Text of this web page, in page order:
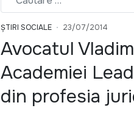
ȘTIRI SOCIALE 23/07/2014
Avocatul
Academiei
din profesia